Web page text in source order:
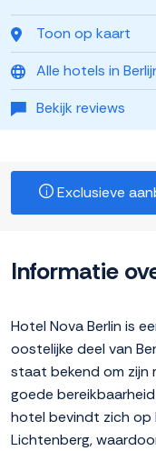
Toon op kaart
Alle hotels in
Bekijk reviews
Exclusieve
Informatie
Hotel Nova Berlin is
oostelijke deel van
staat bekend om zijn
goede
hotel bevindt zich
Lichtenberg,